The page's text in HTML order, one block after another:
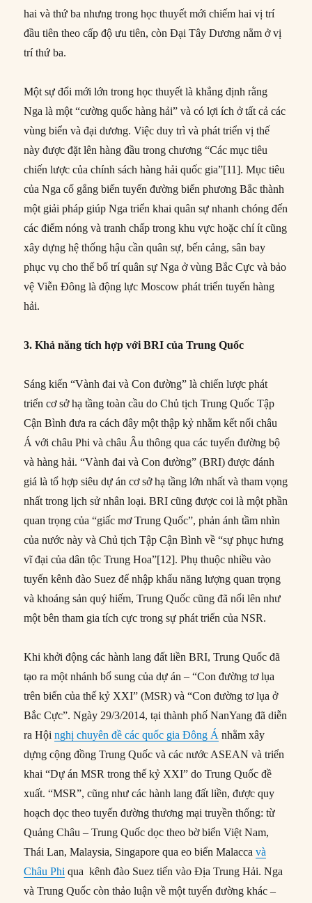
hai và thứ ba nhưng trong học thuyết mới chiếm hai vị trí
đầu tiên theo cấp độ ưu tiên, còn Đại Tây Dương nằm ở vị
trí thứ ba.
Một sự đổi mới lớn trong học thuyết là khẳng định rằng
Nga là một “cường quốc hàng hải” và có lợi ích ở tất cả các
vùng biển và đại dương. Việc duy trì và phát triển vị thế
này được đặt lên hàng đầu trong chương “Các mục tiêu
chiến lược của chính sách hàng hải quốc gia”[11]. Mục tiêu
của Nga cố gắng biến tuyến đường biển phương Bắc thành
một giải pháp giúp Nga triển khai quân sự nhanh chóng đến
các điểm nóng và tranh chấp trong khu vực hoặc chí ít cũng
xây dựng hệ thống hậu cần quân sự, bến cảng, sân bay
phục vụ cho thế bố trí quân sự Nga ở vùng Bắc Cực và bảo
vệ Viễn Đông là động lực Moscow phát triển tuyến hàng
hải.
3. Khả năng tích hợp với BRI của Trung Quốc
Sáng kiến “Vành đai và Con đường” là chiến lược phát
triển cơ sở hạ tầng toàn cầu do Chủ tịch Trung Quốc Tập
Cận Bình đưa ra cách đây một thập kỷ nhằm kết nối châu
Á với châu Phi và châu Âu thông qua các tuyến đường bộ
và hàng hải. “Vành đai và Con đường” (BRI) được đánh
giá là tổ hợp siêu dự án cơ sở hạ tầng lớn nhất và tham vọng
nhất trong lịch sử nhân loại. BRI cũng được coi là một phần
quan trọng của “giấc mơ Trung Quốc”, phản ánh tầm nhìn
của nước này và Chủ tịch Tập Cận Bình về “sự phục hưng
vĩ đại của dân tộc Trung Hoa”[12]. Phụ thuộc nhiều vào
tuyến kênh đào Suez để nhập khẩu năng lượng quan trọng
và khoáng sản quý hiếm, Trung Quốc cũng đã nổi lên như
một bên tham gia tích cực trong sự phát triển của NSR.
Khi khởi động các hành lang đất liền BRI, Trung Quốc đã
tạo ra một nhánh bổ sung của dự án – “Con đường tơ lụa
trên biển của thế kỷ XXI” (MSR) và “Con đường tơ lụa ở
Bắc Cực”. Ngày 29/3/2014, tại thành phố NanYang đã diễn
ra Hộinghị chuyên đề các quốc gia Đông Á nhằm xây
dựng cộng đồng Trung Quốc và các nước ASEAN và triển
khai “Dự án MSR trong thế kỷ XXI” do Trung Quốc đề
xuất. “MSR”, cũng như các hành lang đất liền, được quy
hoạch dọc theo tuyến đường thương mại truyền thống: từ
Quảng Châu – Trung Quốc dọc theo bờ biển Việt Nam,
Thái Lan, Malaysia, Singapore qua eo biển Malaccavà
Châu Phi qua kênh đào Suez tiến vào Địa Trung Hải. Nga
và Trung Quốc còn thảo luận về một tuyến đường khác –